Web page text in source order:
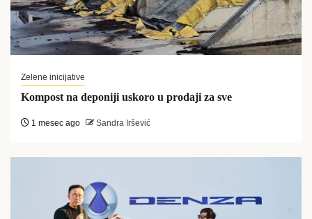
Zelene inicijative
Kompost na deponiji uskoro u prodaji za sve
1 mesec ago Sandra Iršević